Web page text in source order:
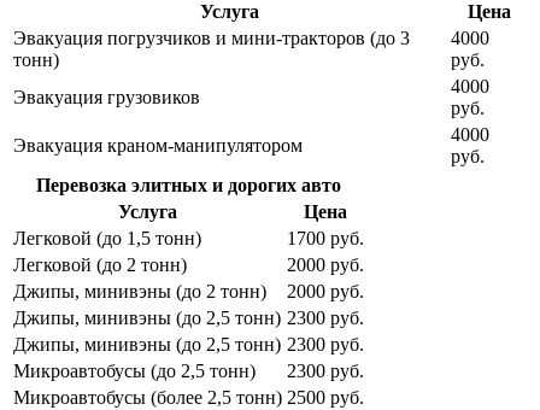
Услуга
Цена
Эвакуация погрузчиков и мини-тракторов (до 3
тонн)
4000
руб.
Эвакуация грузовиков
4000
руб.
Эвакуация краном-манипулятором
4000
руб.
Перевозка элитных и дорогих авто
Услуга
Цена
Легковой (до 1,5 тонн)
1700 руб.
Легковой (до 2 тонн)
2000 руб.
Джипы, минивэны (до 2 тонн)
2000 руб.
Джипы, минивэны (до 2,5 тонн) 2300 руб.
Джипы, минивэны (до 2,5 тонн) 2300 руб.
Микроавтобусы (до 2,5 тонн)
2300 руб.
Микроавтобусы (более 2,5 тонн) 2500 руб.